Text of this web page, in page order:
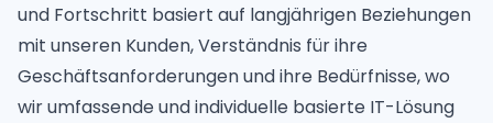
und Fortschritt basiert auf langjährigen Beziehungen
mit unseren Kunden, Verständnis für ihre
Geschäftsanforderungen und ihre Bedürfnisse, wo
wir umfassende und individuelle basierte IT-Lösung